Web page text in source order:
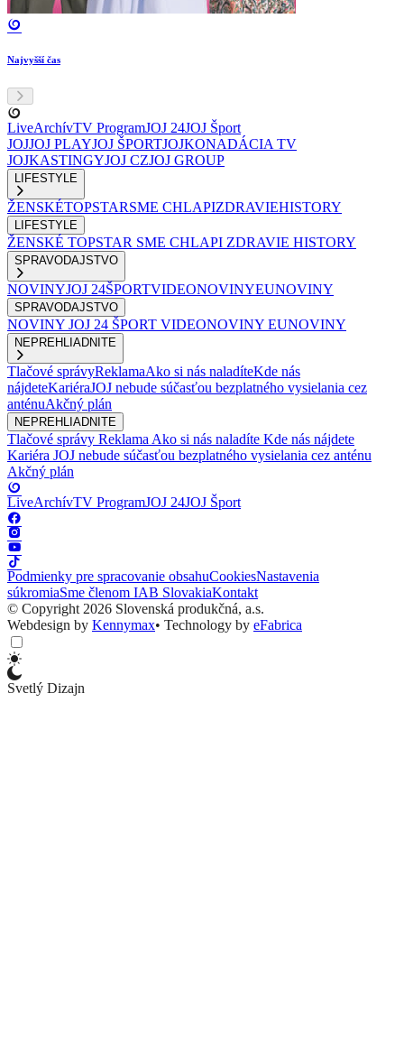
Najvyšší čas
LiveArchívTV ProgramJOJ 24JOJ Šport
JOJJOJ PLAYJOJ ŠPORTJOJKONADÁCIA TV
JOJKASTINGYJOJ CZJOJ GROUP
LIFESTYLE
ŽENSKÉTOPSTARSME CHLAPIZDRAVIEHISTORY
LIFESTYLE
ŽENSKÉ TOPSTAR SME CHLAPI ZDRAVIE HISTORY
SPRAVODAJSTVO
NOVINYJOJ 24ŠPORTVIDEONOVINYEUNOVINY
SPRAVODAJSTVO
NOVINY JOJ 24 ŠPORT VIDEONOVINY EUNOVINY
NEPREHLIADNITE
Tlačové správyReklamaAko si nás naladíteKde nás
nájdeteKariéraJOJ nebude súčasťou bezplatného vysielania cez
anténuAkčný plán
NEPREHLIADNITE
Tlačové správy Reklama Ako si nás naladíte Kde nás nájdete
Kariéra JOJ nebude súčasťou bezplatného vysielania cez anténu
Akčný plán
LiveArchívTV ProgramJOJ 24JOJ Šport
Podmienky pre spracovanie obsahuCookiesNastavenia
súkromiaSme členom IAB SlovakiaKontakt
© Copyright 2026 Slovenská produkčná, a.s.
Webdesign by Kennymax• Technology by eFabrica
Svetlý Dizajn